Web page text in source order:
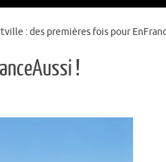
: des premières fois pour
!